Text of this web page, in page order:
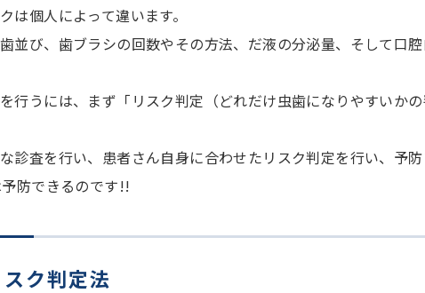
は個人によって違います。
並び、歯ブラシの回数やその方法、だ液の分泌量、そして口
行うには、まず「リスク判定（どれだけ虫歯になりやすいか
診査を行い、患者さん自身に合わせたリスク判定を行い、予
防できるのです!!
ク判定法